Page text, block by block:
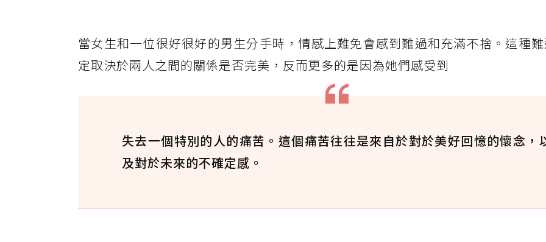
當女生和一位很好很好的男生分手時，情感上難免會感到難過和充滿不捨。這種
定取決於兩人之間的關係是否完美，反而更多的是因為她們感受到
失去一個特別的人的痛苦。這個痛苦往往是來自於對於美好回憶的懷念，
及對於未來的不確定感。